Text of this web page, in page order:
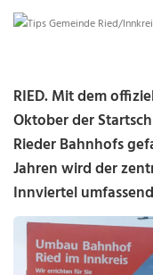
RIED. Mit dem
Oktober der
Rieder Bahnhofs
Jahren wird der
Innviertel